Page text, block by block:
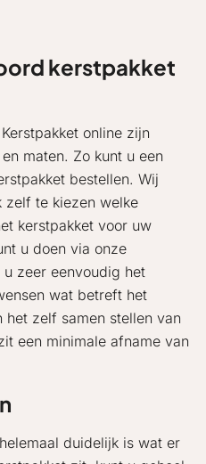
kerstpakket
online zijn
maten. Zo kunt u een
bestellen. Wij
zelf te kiezen welke
kerstpakket voor uw
u doen via onze
zeer eenvoudig het
wat betreft het
het zelf samen stellen van
een minimale afname van
duidelijk is wat er